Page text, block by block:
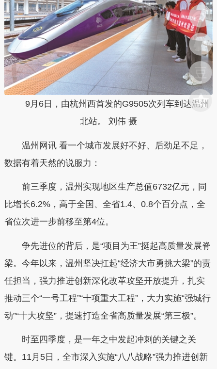
9月6日，由杭州西首发的G9505次列车到达温州
北站。 刘伟 摄
温州网讯 看一个城市发展好不好、后劲足不足，
数据有着天然的说服力：
前三季度，温州实现地区生产总值6732亿元，同
比增长6.2%，高于全国、全省1.4、0.8个百分点，全
省位次进一步前移至第4位。
争先进位的背后，是“项目为王”挺起高质量发展脊
梁。今年以来，温州坚决扛起“经济大市勇挑大梁”的责
任担当，强力推进创新深化改革攻坚开放提升，扎实
推动三个“一号工程”“十项重大工程”，大力实施“强城行
动”“十大攻坚”，提速打造全省高质量发展“第三极”。
时至四季度，是一年之中发起冲刺的关键之关
键。11月5日，全市深入实施“八八战略”强力推进创新